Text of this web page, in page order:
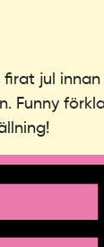
jul
Funny